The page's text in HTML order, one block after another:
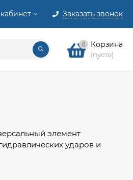
Заказать звонок
0 Корзина
(пусто)
элемент
ударов и
оборудования, а также